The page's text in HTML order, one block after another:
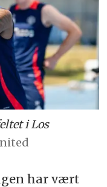
i Los
har vært